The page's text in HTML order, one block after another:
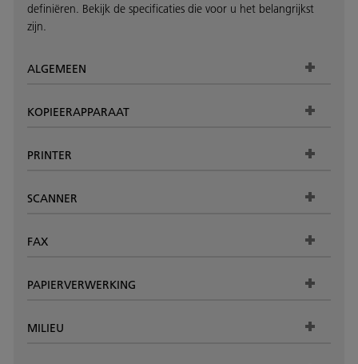
definiëren. Bekijk de specificaties die voor u het belangrijkst
zijn.
ALGEMEEN
KOPIEERAPPARAAT
PRINTER
SCANNER
FAX
PAPIERVERWERKING
MILIEU